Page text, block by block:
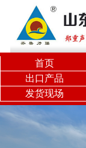
关闭分类
力
旋
首页
出口产品
发货现场